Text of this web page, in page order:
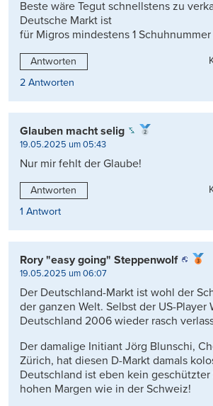
Beste wäre Tegut schnellstens zu
Deutsche Markt ist
für Migros mindestens 1
Antworten
2 Antworten
Glauben macht selig
19.05.2025 um 05:43
Nur mir fehlt der Glaube!
Antworten
1 Antwort
Rory "easy going" Steppenwolf
19.05.2025 um 06:07
Der Deutschland-Markt ist wohl der
der ganzen Welt. Selbst der US-Player
Deutschland 2006 wieder rasch
Der damalige Initiant Jörg Blunschi,
Zürich, hat diesen D-Markt damals
Deutschland ist eben kein
hohen Margen wie in der Schweiz!